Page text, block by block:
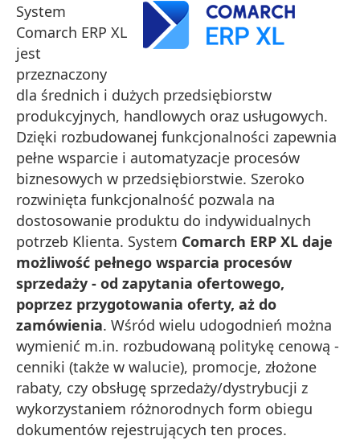
System
Comarch ERP XL
jest
przeznaczony
dla średnich i dużych przedsiębiorstw
produkcyjnych, handlowych oraz usługowych.
Dzięki rozbudowanej funkcjonalności zapewnia
pełne wsparcie i automatyzacje procesów
biznesowych w przedsiębiorstwie. Szeroko
rozwinięta funkcjonalność pozwala na
dostosowanie produktu do indywidualnych
potrzeb Klienta. System Comarch ERP XL daje
możliwość pełnego wsparcia procesów
sprzedaży - od zapytania ofertowego,
poprzez przygotowania oferty, aż do
zamówienia. Wśród wielu udogodnień można
wymienić m.in. rozbudowaną politykę cenową -
cenniki (także w walucie), promocje, złożone
rabaty, czy obsługę sprzedaży/dystrybucji z
wykorzystaniem różnorodnych form obiegu
dokumentów rejestrujących ten proces.